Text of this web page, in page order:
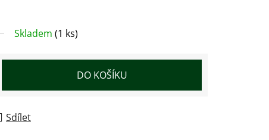
Skladem (1 ks)
DO KOŠÍKU
Sdílet